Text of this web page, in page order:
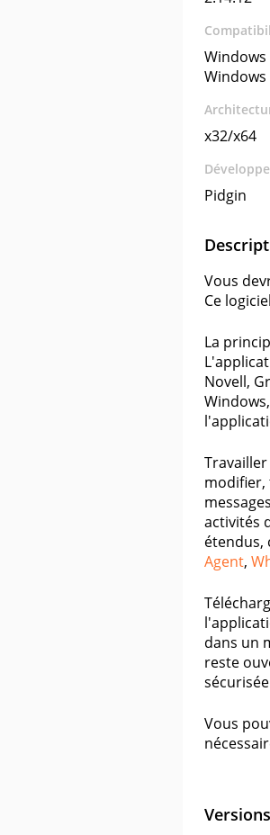
Windows
Windows
x32/x64
Pidgin
Vous
Ce
La
Novell,
modifier,
activités
étendus,
Agent,
dans un
reste
Vous
Versions